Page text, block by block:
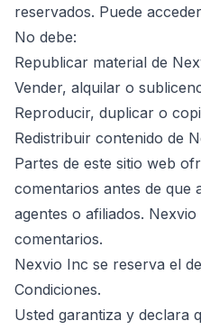
reservados. Puede
No debe:
Republicar material de
Vender, alquilar o
Reproducir, duplicar o
Redistribuir contenido de
Partes de este sitio web
comentarios antes de que
agentes o afiliados.
comentarios.
Nexvio Inc se reserva el
Condiciones.
Usted garantiza y declara